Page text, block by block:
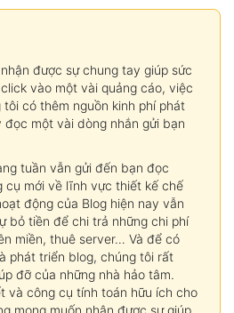
được sự chung tay giúp sức
vào một vài quảng cáo, việc
tôi có thêm nguồn kinh phí phát
đọc một vài dòng nhắn gửi bạn
tuần vẫn gửi đến bạn đọc
cụ mới về lĩnh vực thiết kế chế
động của Blog hiện nay vẫn
bỏ tiền để chi trả những chi phí
miền, thuê server… Và để có
phát triển blog, chúng tôi rất
đỡ của những nhà hảo tâm.
và công cụ tính toán hữu ích cho
mong muốn nhận được sự giúp